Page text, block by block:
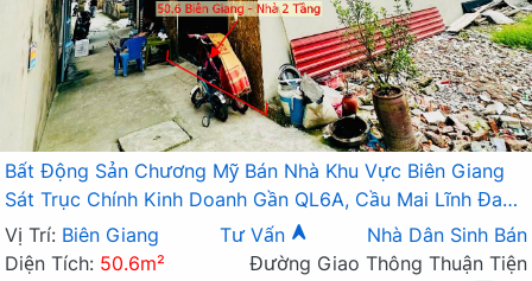
Bất Động Sản Chương Mỹ Bán Nhà Khu Vực Biên Giang
Sát Trục Chính Kinh Doanh Gần QL6A, Cầu Mai Lĩnh Đang
Mở Rộng
Vị Trí: Biên Giang Tư Vấn
Nhà Dân Sinh Bán
Diện Tích: 50.6m²
Đường Giao Thông Thuận Tiện